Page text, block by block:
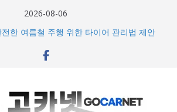
2026-08-06
한 여름철 주행 위한 타이어 관리법 제안
과 경험 동시 확보
전변경 ‘디 올 뉴 아반떼’ 주요 사양 및 가격
개시